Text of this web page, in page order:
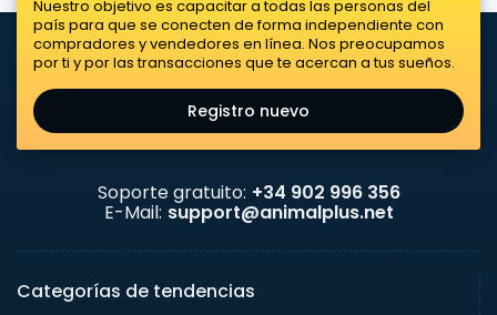
Nuestro objetivo es capacitar a todas las personas del
país para que se conecten de forma independiente con
compradores y vendedores en línea. Nos preocupamos
por ti y por las transacciones que te acercan a tus sueños.
Registro nuevo
Soporte gratuito: +34 902 996 356
E-Mail: support@animalplus.net
Categorías de tendencias